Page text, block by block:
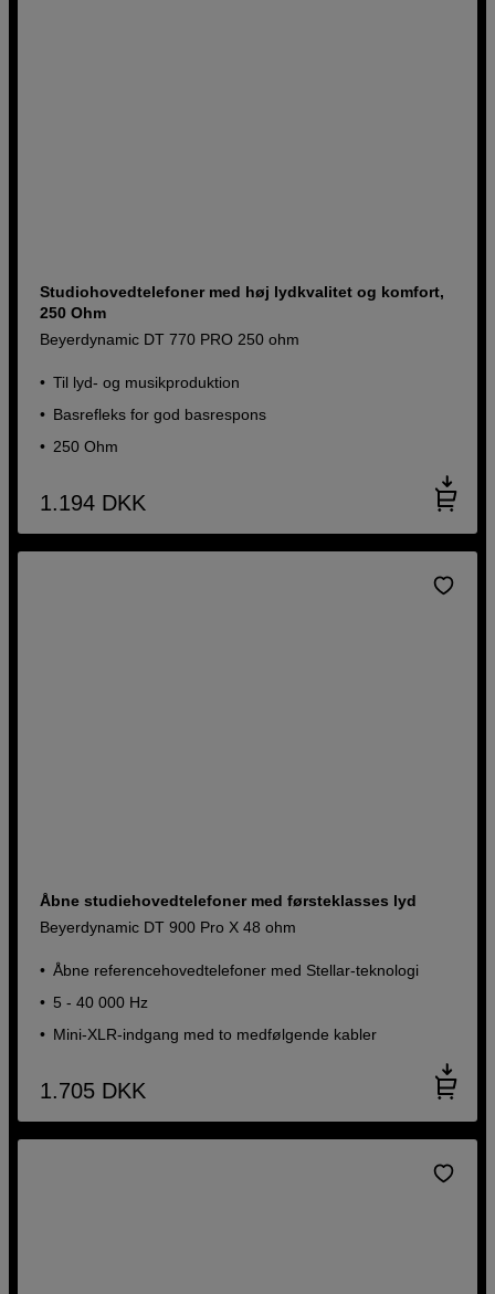
Studiohovedtelefoner med høj lydkvalitet og komfort,
250 Ohm
Beyerdynamic DT 770 PRO 250 ohm
Til lyd- og musikproduktion
Basrefleks for god basrespons
250 Ohm
1.194 DKK
Åbne studiehovedtelefoner med førsteklasses lyd
Beyerdynamic DT 900 Pro X 48 ohm
Åbne referencehovedtelefoner med Stellar-teknologi
5 - 40 000 Hz
Mini-XLR-indgang med to medfølgende kabler
1.705 DKK